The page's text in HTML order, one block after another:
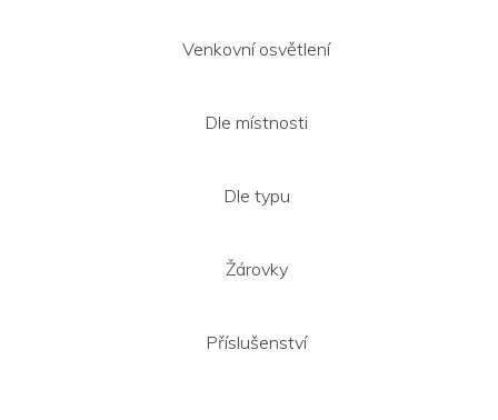
Venkovní osvětlení
Dle místnosti
Dle typu
Žárovky
Příslušenství